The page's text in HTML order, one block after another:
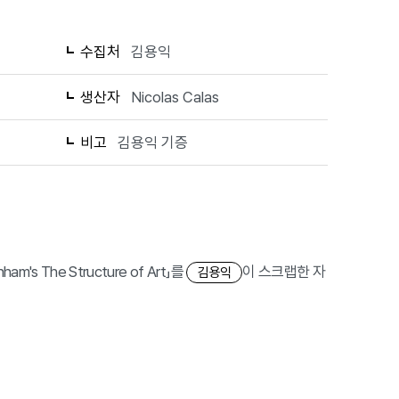
수집처 김용익
생산자 Nicolas Calas
비고 김용익 기증
The Structure of Art」를 김용익 이 스크랩한 자